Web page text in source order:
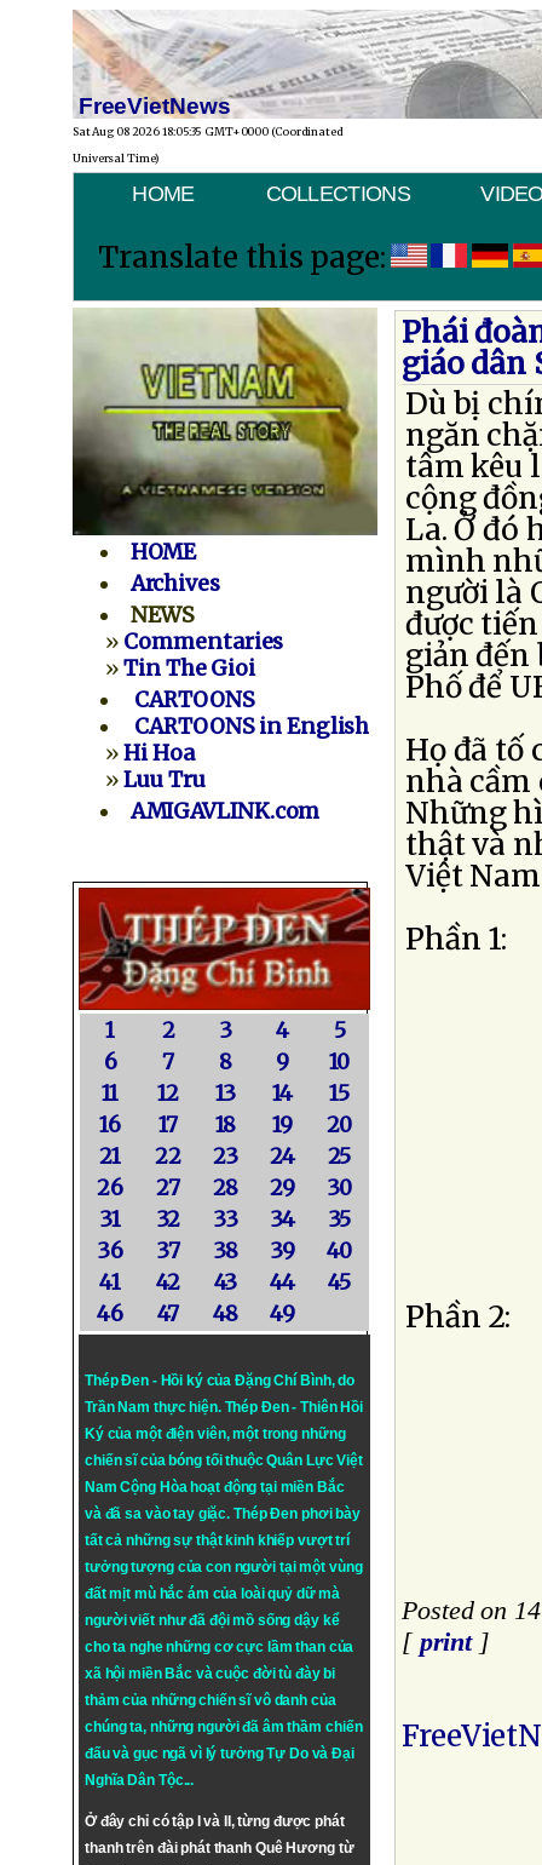
FreeVietNews
Sat Aug 08 2026 18:05:35 GMT+0000 (Coordinated
Universal Time)
HOME COLLECTIONS
Translate this page:
HOME
Archives
NEWS
» Commentaries
»Tin The Gioi
CARTOONS
CARTOONS in English
»Hi Hoa
»Luu Tru
AMIGAVLINK.com
1 2 3 4
5
6
7 8 9
10
11
12 13 14
15
16
17 18 19
20
21
22 23 24
25
26
27 28 29
30
31
32 33 34
35
36
37 38 39
40
41
42 43 44
45
46
47 48 49
Thép Đen - Hồi ký của Đặng Chí Bình, do
Trần Nam thực hiện. Thép Đen- Thiên Hồi
Ký của một điện viên, một trong những
chiến sĩ của bóng tối thuộc Quân Lực Việt
Nam Cộng Hòa hoạt động tại miền Bắc
và đã sa vào tay giặc. Thép Đen phơi bày
tất cả những sự thật kinh khiếp vượt trí
tưởng tượng của con người tại một vùng
đất mịt mù hắc ám của loài quỷ dữ mà
người viết như đã đội mồ sống dậy kể
cho ta nghe những cơ cực lầm than của
xã hội miền Bắc và cuộc đời tù đày bi
thảm của những chiến sĩ vô danh của
chúng ta, những người đã âm thầm chiến
đấu và gục ngã vì lý tưởngTự DovàĐại
Nghĩa Dân Tộc...
Ở đây chỉ có tập I và II, từng được phát
thanh trên đài phát thanh Quê Hương từ
Phái
giáo dân
Dù bị
ngăn
tâm kêu
cộng
La. Ở đó
mình
người là
được
giản đến
Phố để
Họ đã tố
nhà cầm
Những
thật và
Việt
Phần 1:
Phần 2:
Posted on
[ print]